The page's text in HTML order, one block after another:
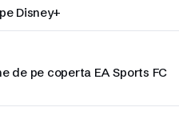
Disney+
de pe coperta EA Sports FC